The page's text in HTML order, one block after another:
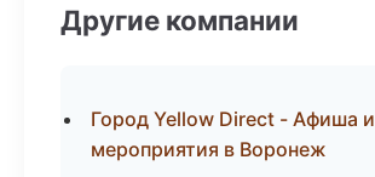
Другие компании
Город Yellow Direct - Афиша и
мероприятия в Воронеж